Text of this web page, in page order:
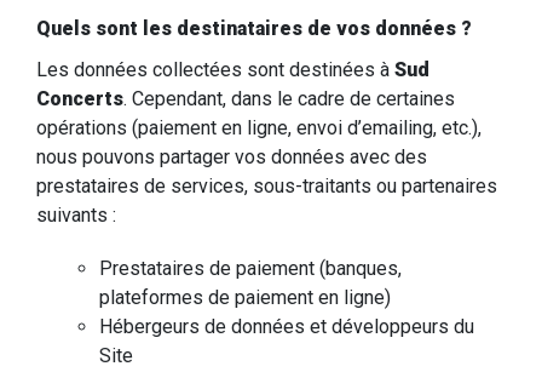
Quels sont les destinataires de vos données ?
Les données collectées sont destinées à Sud
Concerts. Cependant, dans le cadre de certaines
opérations (paiement en ligne, envoi d’emailing, etc.),
nous pouvons partager vos données avec des
prestataires de services, sous-traitants ou partenaires
suivants :
Prestataires de paiement (banques,
plateformes de paiement en ligne)
Hébergeurs de données et développeurs du
Site